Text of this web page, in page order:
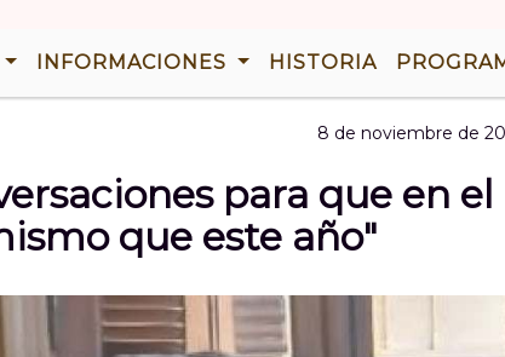
INFORMACIONES HISTORIA
8 de noviembre de
para que en el
que este año"